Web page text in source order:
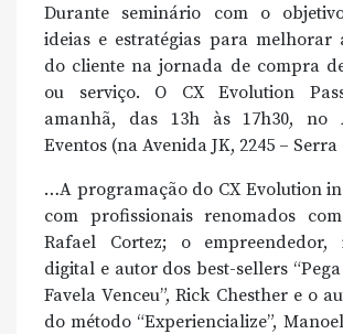
Durante seminário com o
ideias e estratégias para melhorar
do cliente na jornada de compra
ou serviço. O CX Evolution
amanhã, das 13h às 17h30, no
Eventos (na Avenida JK, 2245 –
…A programação do CX Evolution
com profissionais renomados
Rafael Cortez; o empreendedor,
digital e autor dos best-sellers “Pega
Favela Venceu”, Rick Chesther e o
do método “Experiencialize”,